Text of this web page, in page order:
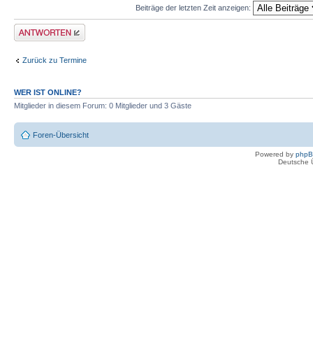
Beiträge der letzten Zeit anzeigen:
Antwort erstellen
Zurück zu Termine
WER IST ONLINE?
Mitglieder in diesem Forum: 0 Mitglieder und 3 Gäste
Foren-Übersicht
Powered by
Deutsche